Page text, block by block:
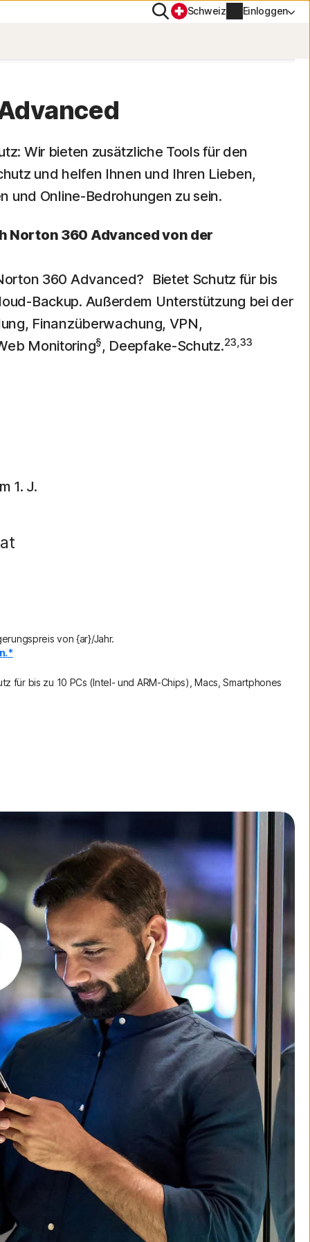
SuchenSchweiz Einloggen
Kontoinformationen
Rechnungsinformationen
Produktschlüssel eingeben
Wir bieten zusätzliche Tools für den
und helfen Ihnen und Ihren Lieben,
und Online-Bedrohungen zu sein.
Norton 360 Advanced von der
360 Advanced? Bietet Schutz für bis
Backup. Außerdem Unterstützung bei der
Finanzüberwachung, VPN,
Monitoring§, Deepfake-Schutz.23,33
1. J.
von {ar}/Jahr.
für bis zu 10 PCs (Intel- und ARM-Chips), Macs, Smartphones